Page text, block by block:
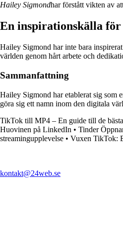
Hailey Sigmondhar förstått vikten av
En inspirationskälla
Hailey Sigmond har inte bara
världen genom hårt arbete och
Sammanfattning
Hailey Sigmond har etablerat sig som
göra sig ett namn inom den digitala
TikTok till MP4 – En guide till de
Huovinen på LinkedIn • Tinder
streamingupplevelse • Vuxen TikTok:
kontakt@24web.se